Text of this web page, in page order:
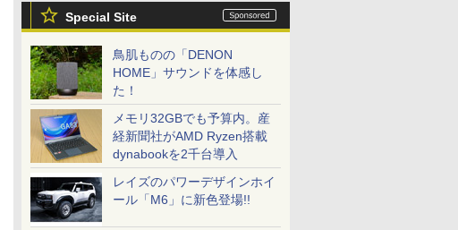
Special Site
鳥肌ものの「DENON
HOME」サウンドを体感し
た！
メモリ32GBでも予算内。産
経新聞社がAMD Ryzen搭載
dynabookを2千台導入
レイズのパワーデザインホイ
ール「M6」に新色登場!!